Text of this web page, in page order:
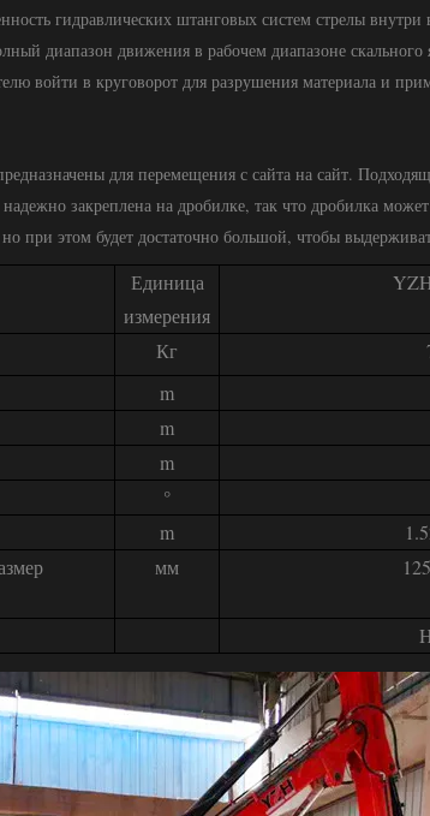
гидравлических штанговых систем стрелы
диапазон движения в рабочем диапазоне
войти в круговорот для разрушения материала и
для перемещения с сайта на сайт.
закреплена на дробилке, так что дробилка
при этом будет достаточно большой, чтобы
Единица
измерения
Кг
m
m
m
°
m
мм